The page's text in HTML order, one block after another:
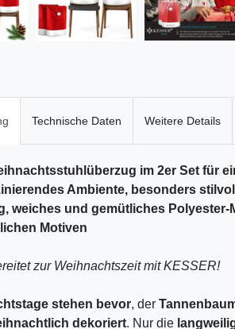
Technische Daten Weitere Details
im 2er Set für
Ambiente, besonders
weiches und gemütliches Polyester-
Motiven
zur Weihnachtszeit mit KESSER!
stehen bevor, der
dekoriert. Nur die